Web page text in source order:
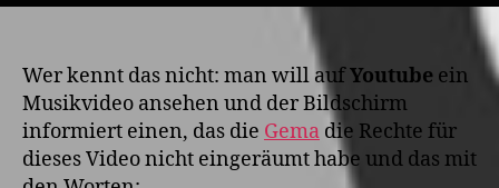
Wer kennt das nicht: man will aufYoutube ein
Musikvideo ansehen und der Bildschirm
informiert einen, das die Gema die Rechte für
dieses Video nicht eingeräumt habe und das mit